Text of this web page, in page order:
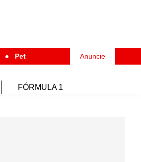
Pet Anuncie
FÓRMULA 1